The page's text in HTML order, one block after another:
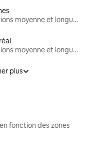
Locations moyenne et longue durée
Locations moyenne et longue durée
plus
fonction des zones